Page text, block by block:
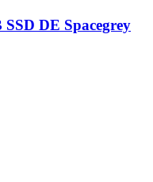
DE Spacegrey